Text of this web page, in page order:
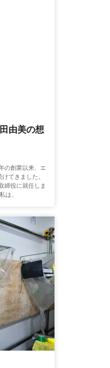
由美の想
の創業以来、エ
てきました。
締役に就任しま
は、